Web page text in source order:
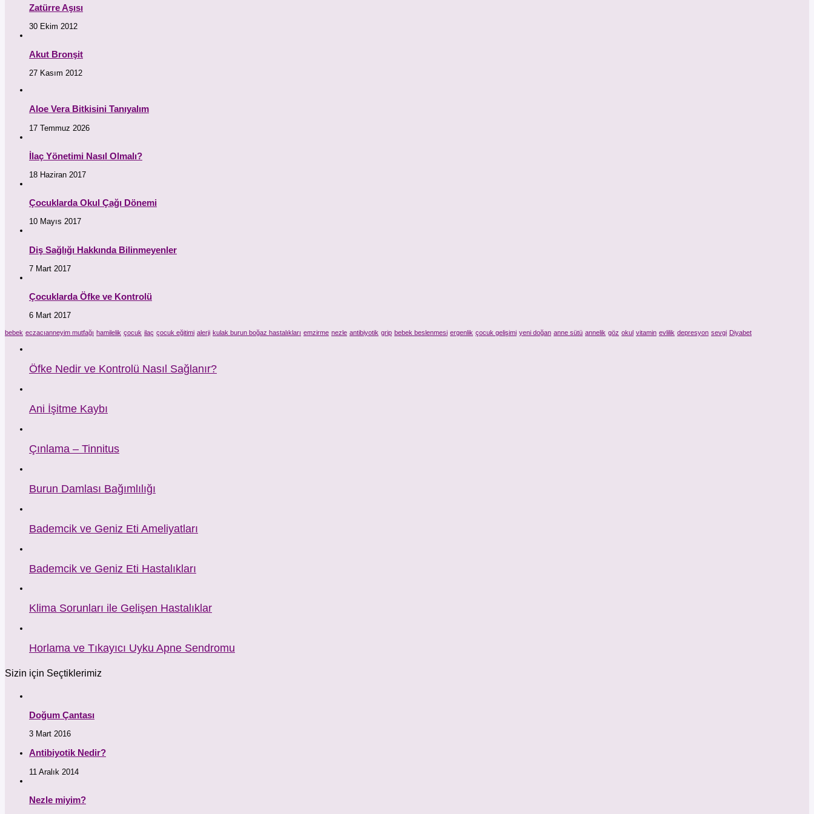
Zatürre Aşısı
30 Ekim 2012
Akut Bronşit
27 Kasım 2012
Aloe Vera Bitkisini Tanıyalım
17 Temmuz 2026
İlaç Yönetimi Nasıl Olmalı?
18 Haziran 2017
Çocuklarda Okul Çağı Dönemi
10 Mayıs 2017
Diş Sağlığı Hakkında Bilinmeyenler
7 Mart 2017
Çocuklarda Öfke ve Kontrolü
6 Mart 2017
bebek eczacıanneyim mutfağı hamilelik çocuk ilaç çocuk eğitimi alerji kulak burun boğaz hastalıkları emzirme nezle antibiyotik grip bebek beslenmesi ergenlik çocuk gelişimi yeni doğan anne sütü annelik göz okul vitamin evlilik depresyon sevgi Diyabet
Öfke Nedir ve Kontrolü Nasıl Sağlanır?
Ani İşitme Kaybı
Çınlama – Tinnitus
Burun Damlası Bağımlılığı
Bademcik ve Geniz Eti Ameliyatları
Bademcik ve Geniz Eti Hastalıkları
Klima Sorunları ile Gelişen Hastalıklar
Horlama ve Tıkayıcı Uyku Apne Sendromu
Sizin için Seçtiklerimiz
Doğum Çantası
3 Mart 2016
Antibiyotik Nedir?
11 Aralık 2014
Nezle miyim?